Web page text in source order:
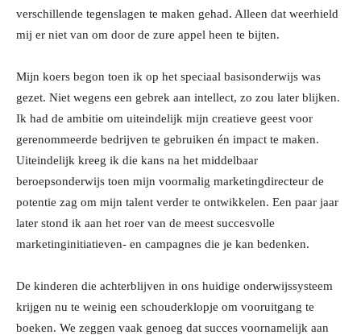
verschillende tegenslagen te maken gehad. Alleen dat weerhield
mij er niet van om door de zure appel heen te bijten.
Mijn koers begon toen ik op het speciaal basisonderwijs was
gezet. Niet wegens een gebrek aan intellect, zo zou later blijken.
Ik had de ambitie om uiteindelijk mijn creatieve geest voor
gerenommeerde bedrijven te gebruiken én impact te maken.
Uiteindelijk kreeg ik die kans na het middelbaar
beroepsonderwijs toen mijn voormalig marketingdirecteur de
potentie zag om mijn talent verder te ontwikkelen. Een paar jaar
later stond ik aan het roer van de meest succesvolle
marketinginitiatieven- en campagnes die je kan bedenken.
De kinderen die achterblijven in ons huidige onderwijssysteem
krijgen nu te weinig een schouderklopje om vooruitgang te
boeken. We zeggen vaak genoeg dat succes voornamelijk aan